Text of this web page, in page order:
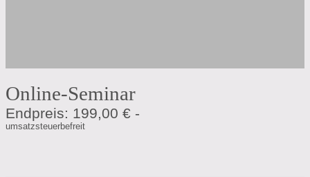
Online-Seminar
Endpreis: 199,00 € -
umsatzsteuerbefreit